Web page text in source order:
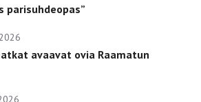
parisuhdeopas”
avaavat ovia Raamatun